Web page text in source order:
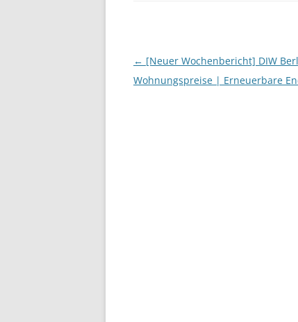
o
k
Post
navigation
← [Neuer Wochenbericht] DIW
Wohnungspreise | Erneuerbare